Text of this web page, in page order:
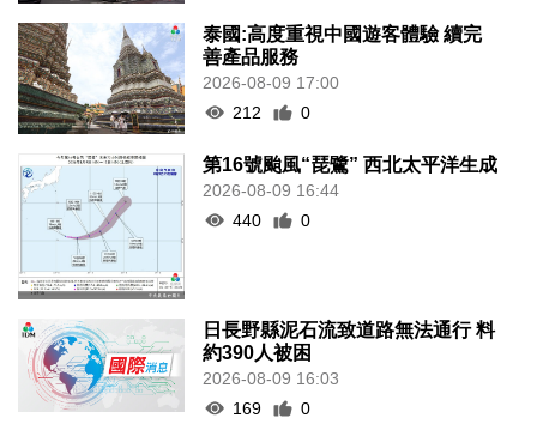
泰國:高度重視中國遊客體驗 續完
善產品服務
2026-08-09 17:00
212
0
第16號颱風“琵鷺” 西北太平洋生成
2026-08-09 16:44
440
0
日長野縣泥石流致道路無法通行 料
約390人被困
2026-08-09 16:03
169
0